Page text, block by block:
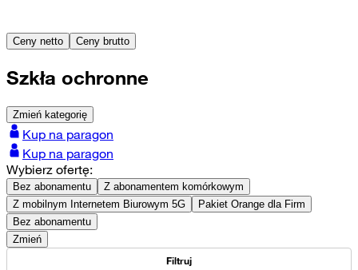
Ceny netto Ceny brutto
Szkła ochronne
Zmień kategorię
Kup na paragon
Kup na paragon
Wybierz ofertę:
Bez abonamentu
Z abonamentem komórkowym
Z mobilnym Internetem Biurowym 5G
Pakiet Orange dla Firm
Bez abonamentu
Zmień
Filtruj